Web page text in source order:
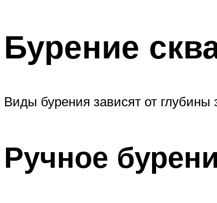
Бурение
Виды бурения зависят от глубины
Ручное